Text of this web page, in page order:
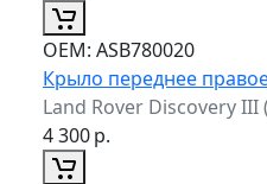
ОЕМ: ASB780020
Крыло переднее
Land Rover Discovery
4 300р.